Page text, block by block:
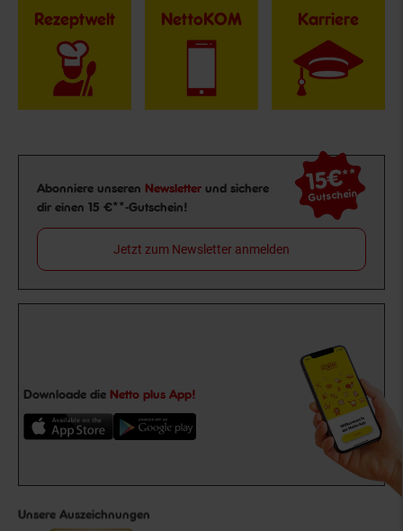
Rezeptwelt NettoKOM Karriere
Newsletter Anmeldung
Abonniere unseren Newsletter und sichere
dir einen 15 €**-Gutschein!
15€**
Gutschein
Jetzt zum Newsletter anmelden
Downloade die Netto plus App!
Unsere Auszeichnungen